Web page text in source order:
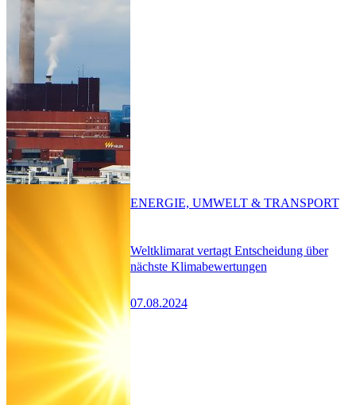
Weltklimarat vertagt Entscheidung über
nächste Klimabewertungen
07.08.2024
ENERGIE, UMWELT & TRANSPORT